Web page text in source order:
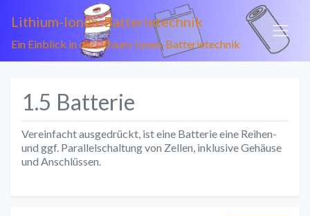
Lithium-Ionen-Batterietechnik
Ein Einblick in die Lithium-Ionen-Batterietechnik
1.5 Batterie
Vereinfacht ausgedrückt, ist eine Batterie eine Reihen-
und ggf. Parallelschaltung von Zellen, inklusive Gehäuse
und Anschlüssen.